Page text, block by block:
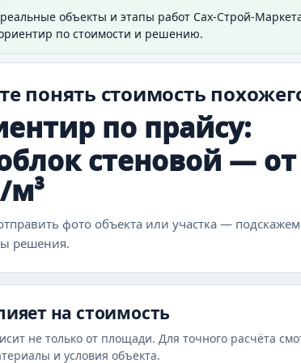
который используют в работе.
объекты и этапы работ Сах-Строй-
по стоимости и решению.
понять стоимость
по прайсу:
стеновой — от
м³
фото объекта или участка —
решения.
на стоимость
не только от площади. Для точного расчёта
и условия объекта.